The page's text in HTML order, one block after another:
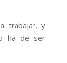
trabajar, y
ha de ser